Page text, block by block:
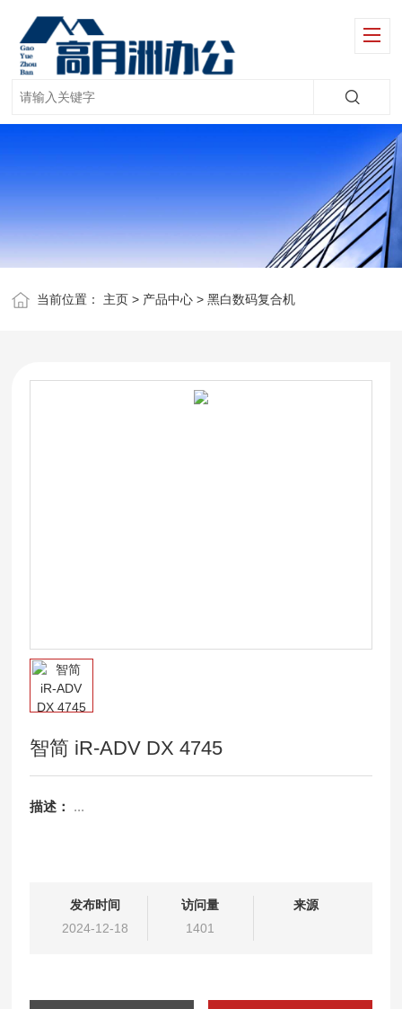
当前位置： 主页 > 产品中心 >黑白数码复合机
智简 iR-ADV DX 4745
描述： ...
发布时间
2024-12-18
访问量
1401
来源